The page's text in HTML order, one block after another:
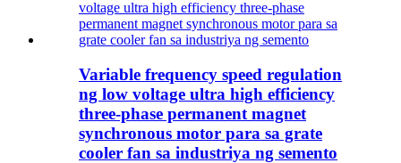
Variable frequency speed regulation
ng low voltage ultra high efficiency
three-phase permanent magnet
synchronous motor para sa grate
cooler fan sa industriya ng semento